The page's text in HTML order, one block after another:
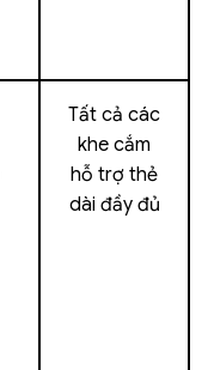
Tất cả các
khe cắm
hỗ trợ thẻ
dài đầy đủ